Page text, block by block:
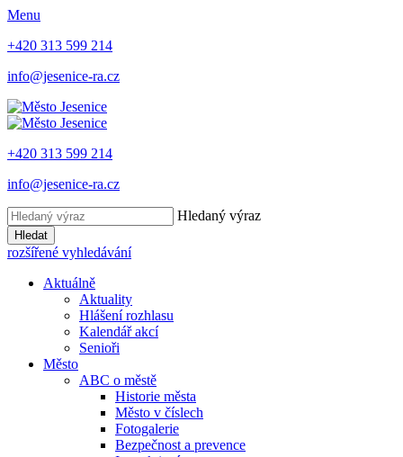
Menu
+420 313 599 214
info@jesenice-ra.cz
+420 313 599 214
info@jesenice-ra.cz
Hledaný výraz
Hledat
rozšířené vyhledávání
Aktuálně
Aktuality
Hlášení rozhlasu
Kalendář akcí
Senioři
Město
ABC o městě
Historie města
Město v číslech
Fotogalerie
Bezpečnost a prevence